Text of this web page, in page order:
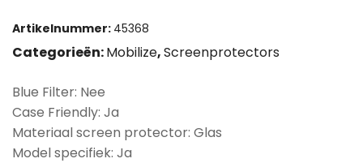
Artikelnummer: 45368
Categorieën:Mobilize,Screenprotectors
Blue Filter: Nee
Case Friendly: Ja
Materiaal screen protector: Glas
Model specifiek: Ja